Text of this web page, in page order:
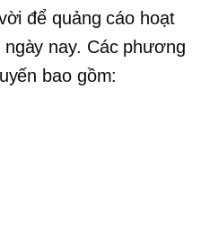
để quảng cáo hoạt
nay. Các phương
bao gồm: